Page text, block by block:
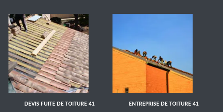
DEVIS FUITE DE TOITURE 41 ENTREPRISE DE TOITURE 41